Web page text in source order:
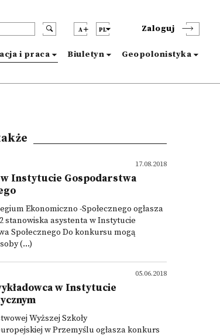
A PL Zaloguj
i praca Biuletyn Geopolonistyka
17.08.2018
Instytucie Gospodarstwa
Ekonomiczno -Społecznego ogłasza
stanowiska asystenta w Instytucie
Społecznego Do konkursu mogą
(...)
05.06.2018
w Instytucie
Wyższej Szkoły
w Przemyślu ogłasza konkurs